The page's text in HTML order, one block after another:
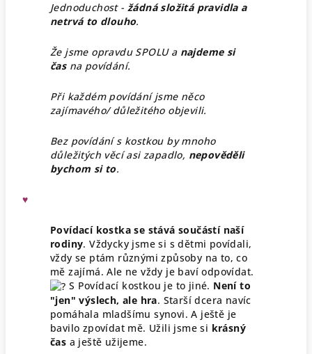
Jednoduchost - žádná složitá pravidla a
netrvá to dlouho.
Že jsme opravdu SPOLU a najdeme si
čas na povídání.
Při každém povídání jsme něco
zajímavého/ důležitého objevili.
Bez povídání s kostkou by mnoho
důležitých věcí asi zapadlo, nepověděli
bychom si to.
♥
Povídací kostka se stává součástí naší
rodiny. Vždycky jsme si s dětmi povídali,
vždy se ptám různými způsoby na to, co
mě zajímá. Ale ne vždy je baví odpovídat.
S Povídací kostkou je to jiné. Není to
"jen" výslech, ale hra. Starší dcera navíc
pomáhala mladšímu synovi. A ještě je
bavilo zpovídat mě. Užili jsme si krásný
čas a ještě užijeme.